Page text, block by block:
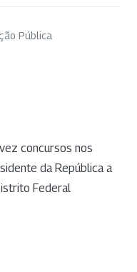
Pública
concursos nos
da República a
Federal